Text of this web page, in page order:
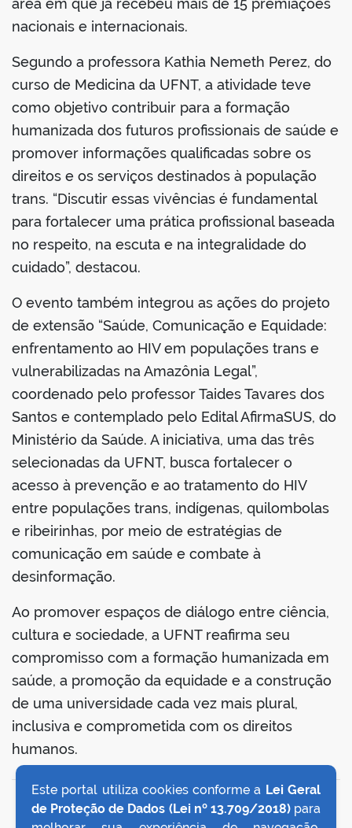
área em que já recebeu mais de 15 premiações
nacionais e internacionais.
Segundo a professora Kathia Nemeth Perez, do
curso de Medicina da UFNT, a atividade teve
como objetivo contribuir para a formação
humanizada dos futuros profissionais de saúde e
promover informações qualificadas sobre os
direitos e os serviços destinados à população
trans. “Discutir essas vivências é fundamental
para fortalecer uma prática profissional baseada
no respeito, na escuta e na integralidade do
cuidado”, destacou.
O evento também integrou as ações do projeto
de extensão “Saúde, Comunicação e Equidade:
enfrentamento ao HIV em populações trans e
vulnerabilizadas na Amazônia Legal”,
coordenado pelo professor Taides Tavares dos
Santos e contemplado pelo Edital AfirmaSUS, do
Ministério da Saúde. A iniciativa, uma das três
selecionadas da UFNT, busca fortalecer o
acesso à prevenção e ao tratamento do HIV
entre populações trans, indígenas, quilombolas
e ribeirinhas, por meio de estratégias de
comunicação em saúde e combate à
desinformação.
Ao promover espaços de diálogo entre ciência,
cultura e sociedade, a UFNT reafirma seu
compromisso com a formação humanizada em
saúde, a promoção da equidade e a construção
de uma universidade cada vez mais plural,
inclusiva e comprometida com os direitos
humanos.
VOLTAR AO TOPO
Este portal utiliza cookies conforme a Lei Geral
de Proteção de Dados (Lei nº 13.709/2018)para